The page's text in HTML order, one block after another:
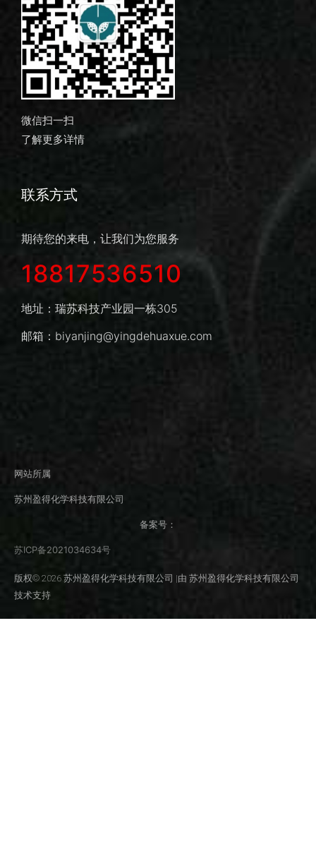
微信扫一扫
了解更多详情
联系方式
期待您的来电，让我们为您服务
18817536510
地址：瑞苏科技产业园一栋305
邮箱：biyanjing@yingdehuaxue.com
网站所属
苏州盈得化学科技有限公司
备案号：
苏ICP备2021034634号
版权© 2026 苏州盈得化学科技有限公司 |由 苏州盈得化学科技有限公司
技术支持